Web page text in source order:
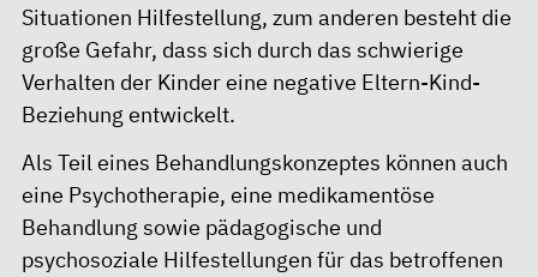
Situationen Hilfestellung, zum anderen besteht die
große Gefahr, dass sich durch das schwierige
Verhalten der Kinder eine negative Eltern-Kind-
Beziehung entwickelt.
Als Teil eines Behandlungskonzeptes können auch
eine Psychotherapie, eine medikamentöse
Behandlung sowie pädagogische und
psychosoziale Hilfestellungen für das betroffenen